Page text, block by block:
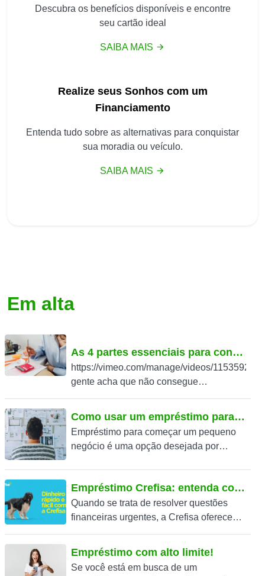
Descubra os benefícios disponíveis e encontre
seu cartão ideal
SAIBA MAIS
Realize seus Sonhos com um
Financiamento
Entenda tudo sobre as alternativas para conquistar
sua moradia ou veículo.
SAIBA MAIS
Em alta
As 4 partes essenciais para controlar seu dinheiro
https://vimeo.com/manage/videos/
gente acha que não consegue
prática o maior problema costuma ser a
falta de controle.Pequenos
ajustes feitos...
Como usar um empréstimo para começar seu pequeno negócio
Empréstimo para começar um pequeno
negócio é uma opção desejada por
financeiros podem...
Empréstimo Crefisa: entenda como funciona!
Quando se trata de resolver questões
financeiras urgentes, a Crefisa oferece
empréstimo Crefisa. Com um processo...
Empréstimo com alto limite!
Se você está em busca de um